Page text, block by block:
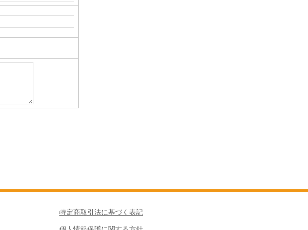
特定商取引法に基づく表記